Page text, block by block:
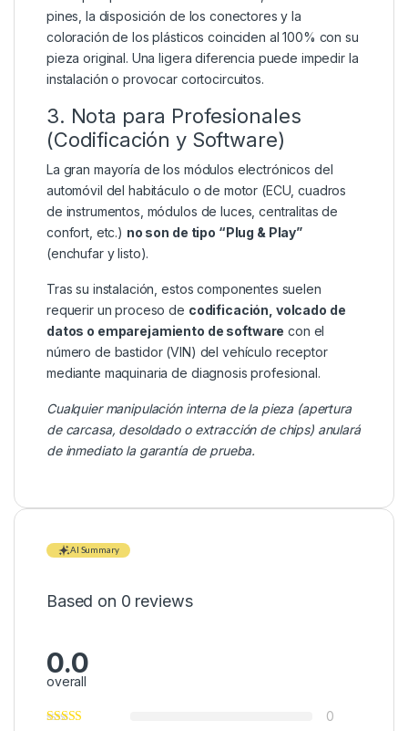
pines, la disposición de los conectores y la
coloración de los plásticos coinciden al 100% con su
pieza original. Una ligera diferencia puede impedir la
instalación o provocar cortocircuitos.
3. Nota para Profesionales
(Codificación y Software)
La gran mayoría de los módulos electrónicos del
automóvil del habitáculo o de motor (ECU, cuadros
de instrumentos, módulos de luces, centralitas de
confort, etc.) no son de tipo “Plug & Play”
(enchufar y listo).
Tras su instalación, estos componentes suelen
requerir un proceso de codificación, volcado de
datos o emparejamiento de software con el
número de bastidor (VIN) del vehículo receptor
mediante maquinaria de diagnosis profesional.
Cualquier manipulación interna de la pieza (apertura
de carcasa, desoldado o extracción de chips) anulará
de inmediato la garantía de prueba.
AI Summary
Based on 0 reviews
0.0
overall
0